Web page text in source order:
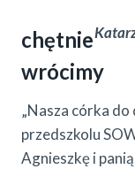
chętnie
wrócimy
„Nasza córka
przedszkolu
Agnieszkę i